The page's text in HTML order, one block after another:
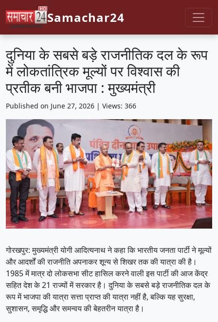
Samachar24
दुनिया के सबसे बड़े राजनीतिक दल के रूप
में लोकतांत्रिक मूल्यों पर विश्वास की
प्रतीक बनी भाजपा : मुख्यमंत्री
Published on June 27, 2026 | Views: 366
गोरखपुर: मुख्यमंत्री योगी आदित्यनाथ ने कहा कि भारतीय जनता पार्टी ने मूल्यों
और आदर्शों की राजनीति अपनाकर शून्य से शिखर तक की यात्रा की है।
1985 में मात्र दो लोकसभा सीट हासिल करने वाली इस पार्टी की आज केंद्र
सहित देश के 21 राज्यों में सरकार है। दुनिया के सबसे बड़े राजनीतिक दल के
रूप में भाजपा की यात्रा सत्ता प्राप्त की यात्रा नहीं है, बल्कि यह सुरक्षा,
सुशासन, समृद्धि और समन्वय की बेहतरीन यात्रा है।